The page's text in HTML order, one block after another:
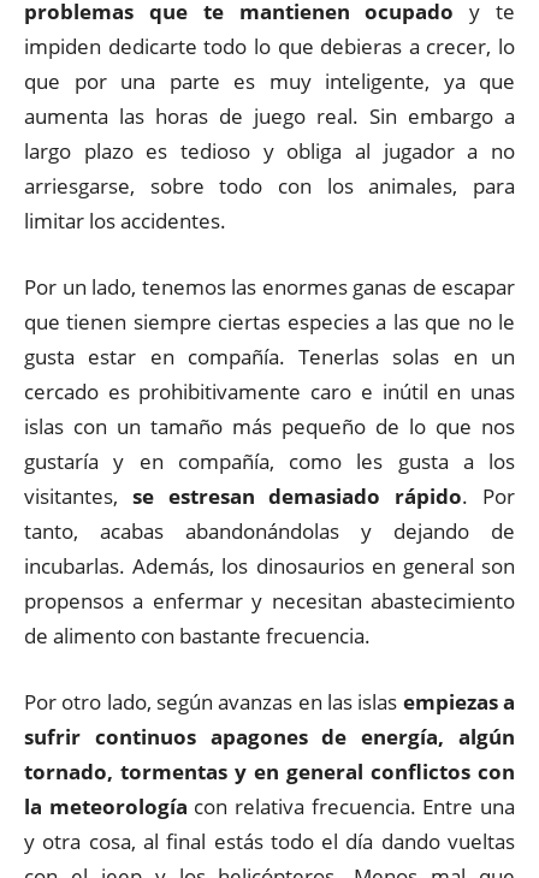
problemas que te mantienen ocupado y te
impiden dedicarte todo lo que debieras a crecer, lo
que por una parte es muy inteligente, ya que
aumenta las horas de juego real. Sin embargo a
largo plazo es tedioso y obliga al jugador a no
arriesgarse, sobre todo con los animales, para
limitar los accidentes.
Por un lado, tenemos las enormes ganas de escapar
que tienen siempre ciertas especies a las que no le
gusta estar en compañía. Tenerlas solas en un
cercado es prohibitivamente caro e inútil en unas
islas con un tamaño más pequeño de lo que nos
gustaría y en compañía, como les gusta a los
visitantes, se estresan demasiado rápido. Por
tanto, acabas abandonándolas y dejando de
incubarlas. Además, los dinosaurios en general son
propensos a enfermar y necesitan abastecimiento
de alimento con bastante frecuencia.
Por otro lado, según avanzas en las islas empiezas a
sufrir continuos apagones de energía, algún
tornado, tormentas y en general conflictos con
la meteorología con relativa frecuencia. Entre una
y otra cosa, al final estás todo el día dando vueltas